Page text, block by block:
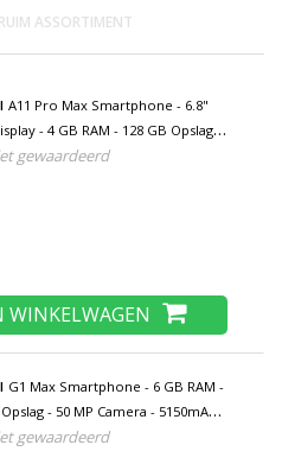
ASSORTIMENT
A11 Pro Max Smartphone - 6.8"
- 4 GB RAM - 128 GB Opslag -
- 5150mAh Batterij - Blauw
gewaardeerd
WINKELWAGEN
G1 Max Smartphone - 6 GB RAM -
- 50 MP Camera - 5150mAh
Nieuwstaat - 3 Jaar Garantie -
gewaardeerd